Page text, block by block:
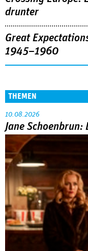
drunter
Great
1945–1960
THEMEN
10.08.2026
Jane Schoenbrun: